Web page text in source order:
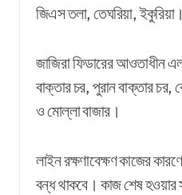
জিএস তলা, তেঘরিয়া, ইকুরিয়া।
জাজিরা ফিডারের আওতাধীন
বাক্তার চর, পুরান বাক্তার চর,
ও মোল্লা বাজার।
লাইন রক্ষণাবেক্ষণ কাজের
বন্ধ থাকবে। কাজ শেষ হওয়ার